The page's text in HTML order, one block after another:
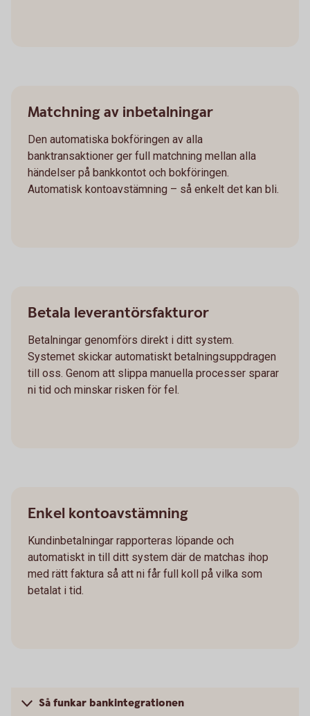
Matchning av inbetalningar
Den automatiska bokföringen av alla
banktransaktioner ger full matchning mellan alla
händelser på bankkontot och bokföringen.
Automatisk kontoavstämning – så enkelt det kan bli.
Betala leverantörsfakturor
Betalningar genomförs direkt i ditt system.
Systemet skickar automatiskt betalningsuppdragen
till oss. Genom att slippa manuella processer sparar
ni tid och minskar risken för fel.
Enkel kontoavstämning
Kundinbetalningar rapporteras löpande och
automatiskt in till ditt system där de matchas ihop
med rätt faktura så att ni får full koll på vilka som
betalat i tid.
Så funkar bankintegrationen